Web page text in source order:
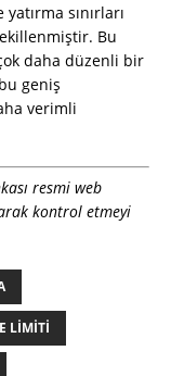
yatırma sınırları
Bu
daha düzenli bir
geniş
verimli
resmi web
kontrol etmeyi
LIMITI